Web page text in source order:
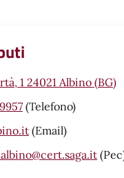
1 24021 Albino (BG)
(Telefono)
(Email)